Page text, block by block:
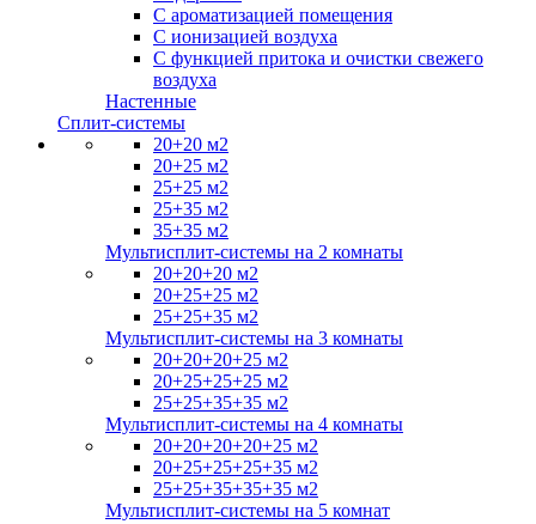
С ароматизацией помещения
С ионизацией воздуха
С функцией притока и очистки свежего
воздуха
Настенные
Сплит-системы
20+20 м2
20+25 м2
25+25 м2
25+35 м2
35+35 м2
Мультисплит-системы на 2 комнаты
20+20+20 м2
20+25+25 м2
25+25+35 м2
Мультисплит-системы на 3 комнаты
20+20+20+25 м2
20+25+25+25 м2
25+25+35+35 м2
Мультисплит-системы на 4 комнаты
20+20+20+20+25 м2
20+25+25+25+35 м2
25+25+35+35+35 м2
Мультисплит-системы на 5 комнат